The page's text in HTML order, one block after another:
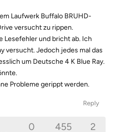
Laufwerk Buffalo BRUHD-
versucht zu rippen.
Lesefehler und bricht ab. Ich
versucht. Jedoch jedes mal das
um Deutsche 4 K Blue Ray.
Probleme gerippt werden.
Reply
0 455 2